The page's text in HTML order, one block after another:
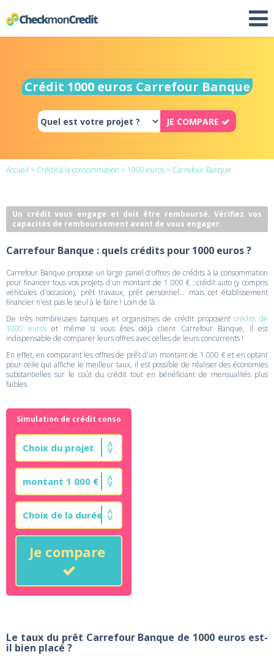
Crédit 1000 euros Carrefour Banque
JE COMPARE
Accueil > Crédit à la consommation > 1000 euros > Carrefour Banque
Un crédit vous engage et doit être remboursé. Vérifiez vos
capacités de remboursement avant de vous engager.
Carrefour Banque : quels crédits pour 1000 euros ?
Carrefour Banque propose un large panel d'offres de crédits à la consommation
pour financer tous vos projets d'un montant de 1 000 € : crédit auto (y compris
véhicules d'occasion), prêt travaux, prêt personnel... mais cet établissement
financier n'est pas le seul à le faire ! Loin de là.
De très nombreuses banques et organismes de crédit proposentcrédits de
1000 euros et même si vous êtes déjà client Carrefour Banque, il est
indispensable de comparer leurs offres avec celles de leurs concurrents !
En effet, en comparant les offres de prêt d'un montant de 1 000 € et en optant
pour celle qui affiche le meilleur taux, il est possible de réaliser des économies
substantielles sur le coût du crédit tout en bénéficiant de mensualités plus
faibles.
Simulation de crédit conso
Je compare
Le taux du prêt Carrefour Banque de 1000 euros est-
il bien placé ?